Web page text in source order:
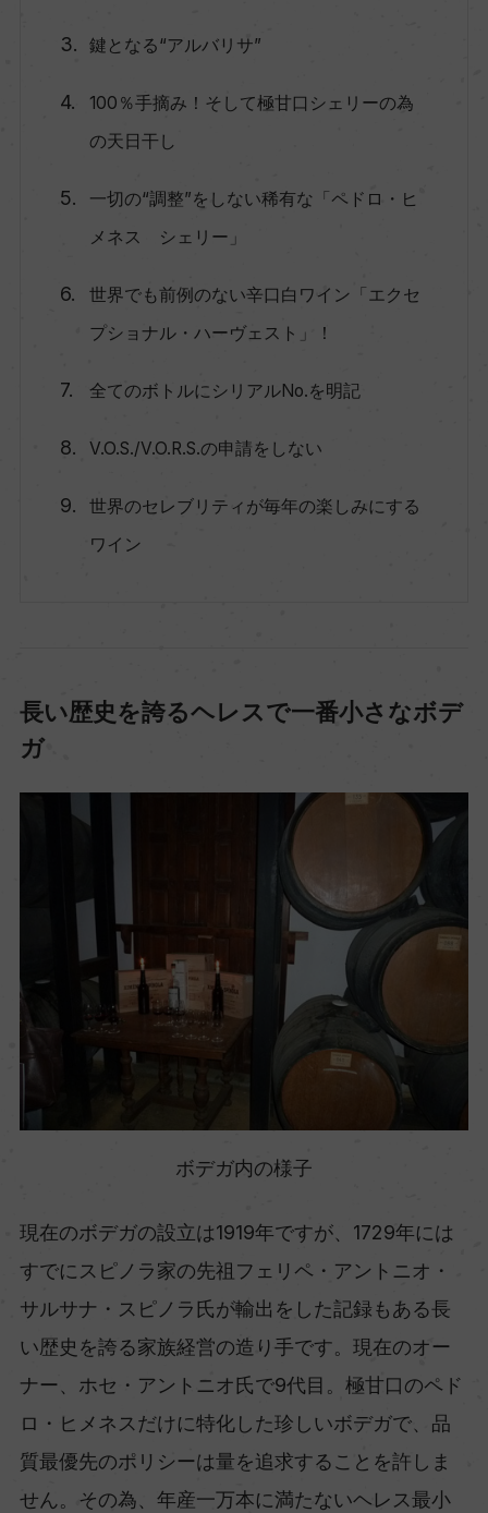
鍵となる“アルバリサ”
100％手摘み！そして極甘口シェリーの為
の天日干し
一切の“調整”をしない稀有な「ペドロ・ヒ
メネス シェリー」
世界でも前例のない辛口白ワイン「エクセ
プショナル・ハーヴェスト」！
全てのボトルにシリアルNo.を明記
V.O.S./V.O.R.S.の申請をしない
世界のセレブリティが毎年の楽しみにする
ワイン
長い歴史を誇るヘレスで一番小さなボデ
ガ
ボデガ内の様子
現在のボデガの設立は1919年ですが、1729年には
すでにスピノラ家の先祖フェリペ・アントニオ・
サルサナ・スピノラ氏が輸出をした記録もある長
い歴史を誇る家族経営の造り手です。現在のオー
ナー、ホセ・アントニオ氏で9代目。極甘口のペド
ロ・ヒメネスだけに特化した珍しいボデガで、品
質最優先のポリシーは量を追求することを許しま
せん。その為、年産一万本に満たないヘレス最小